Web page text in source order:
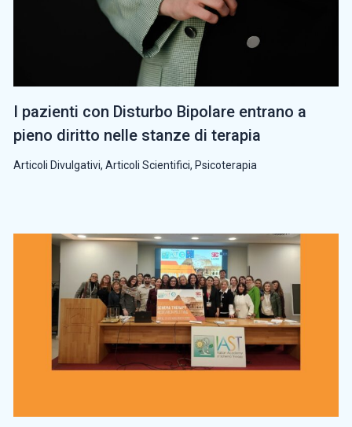
I pazienti con Disturbo Bipolare entrano a
pieno diritto nelle stanze di terapia
Articoli Divulgativi, Articoli Scientifici, Psicoterapia